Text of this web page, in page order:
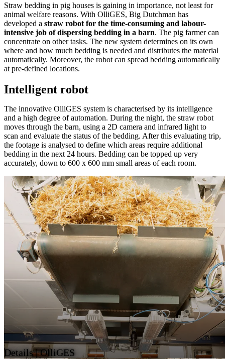
Straw bedding in pig houses is gaining in importance, not least for
animal welfare reasons. With OlliGES, Big Dutchman has
developed a straw robot for the time-consuming and labour-
intensive job of dispersing bedding in a barn. The pig farmer can
concentrate on other tasks. The new system determines on its own
where and how much bedding is needed and distributes the material
automatically. Moreover, the robot can spread bedding automatically
at pre-defined locations.
Intelligent robot
The innovative OlliGES system is characterised by its intelligence
and a high degree of automation. During the night, the straw robot
moves through the barn, using a 2D camera and infrared light to
scan and evaluate the status of the bedding. After this evaluating trip,
the footage is analysed to define which areas require additional
bedding in the next 24 hours. Bedding can be topped up very
accurately, down to 600 x 600 mm small areas of each room.
Details | OlliGES